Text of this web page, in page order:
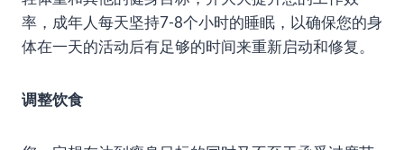
率，成年人每天坚持7-8个小时的睡眠，以确保您的身
体在一天的活动后有足够的时间来重新启动和修复。
调整饮食